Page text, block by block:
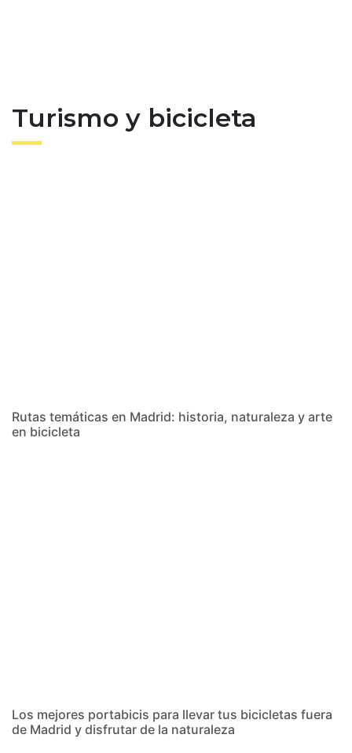
Turismo y bicicleta
Rutas temáticas en Madrid: historia, naturaleza y arte
en bicicleta
Los mejores portabicis para llevar tus bicicletas fuera
de Madrid y disfrutar de la naturaleza